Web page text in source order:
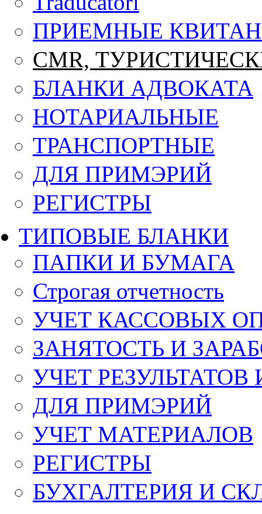
ПРИЕМНЫЕ
CMR,
БЛАНКИ АДВОКАТА
НОТАРИАЛЬНЫЕ
ТРАНСПОРТНЫЕ
ДЛЯ ПРИМЭРИЙ
РЕГИСТРЫ
ТИПОВЫЕ БЛАНКИ
ПАПКИ И БУМАГА
Строгая отчетность
УЧЕТ КАССОВЫХ
ЗАНЯТОСТЬ И
УЧЕТ
ДЛЯ ПРИМЭРИЙ
УЧЕТ МАТЕРИАЛОВ
РЕГИСТРЫ
БУХГАЛТЕРИЯ И